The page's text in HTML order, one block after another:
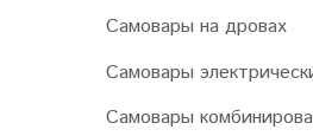
Самовары на дровах
Самовары
Самовары